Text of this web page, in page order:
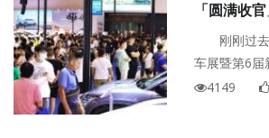
「圆满收
际车展精彩
刚刚过
车展暨第6届
们带来了一
4149